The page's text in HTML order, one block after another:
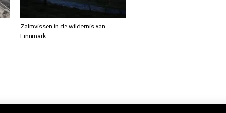
Zalmvissen in de wildernis van
Finnmark